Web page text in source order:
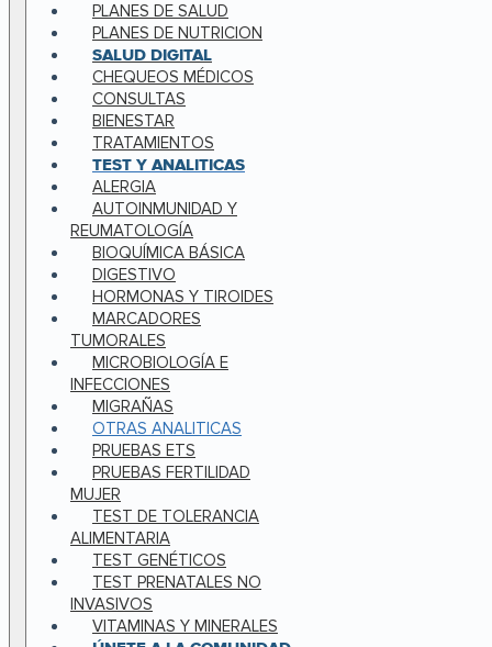
PLANES DE SALUD
PLANES DE NUTRICION
SALUD DIGITAL
CHEQUEOS MÉDICOS
CONSULTAS
BIENESTAR
TRATAMIENTOS
TEST Y ANALITICAS
ALERGIA
AUTOINMUNIDAD Y
REUMATOLOGÍA
BIOQUÍMICA BÁSICA
DIGESTIVO
HORMONAS Y TIROIDES
MARCADORES
TUMORALES
MICROBIOLOGÍA E
INFECCIONES
MIGRAÑAS
OTRAS ANALITICAS
PRUEBAS ETS
PRUEBAS FERTILIDAD
MUJER
TEST DE TOLERANCIA
ALIMENTARIA
TEST GENÉTICOS
TEST PRENATALES NO
INVASIVOS
VITAMINAS Y MINERALES